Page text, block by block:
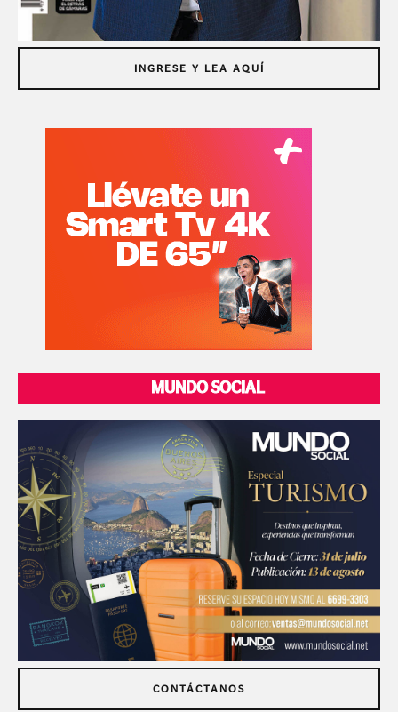
INGRESE Y LEA AQUÍ
MUNDO SOCIAL
CONTÁCTANOS